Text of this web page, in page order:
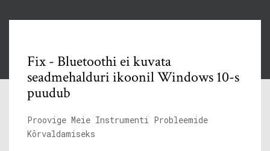
Fix - Bluetoothi ​​ei kuvata
seadmehalduri ikoonil Windows 10-s
puudub
Proovige Meie Instrumenti Probleemide
Kõrvaldamiseks